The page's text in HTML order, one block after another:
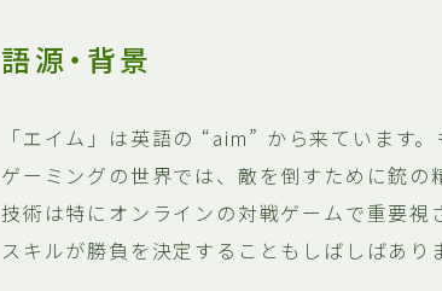
語源・背景
「エイム」は英語の “aim” から来ています
ゲーミングの世界では、敵を倒すために銃
技術は特にオンラインの対戦ゲームで重要
スキルが勝負を決定することもしばしばあり